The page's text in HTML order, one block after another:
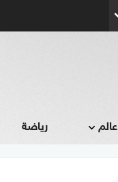
عالم رياضة